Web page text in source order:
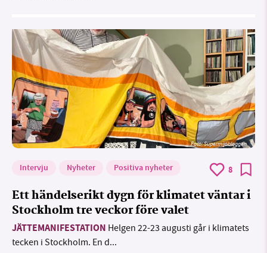
Foto: Supermijöbloggen
Intervju Nyheter Positiva nyheter 8
Ett händelserikt dygn för klimatet väntar i
Stockholm tre veckor före valet
JÄTTEMANIFESTATION Helgen 22-23 augusti går i klimatets
tecken i Stockholm. En d...